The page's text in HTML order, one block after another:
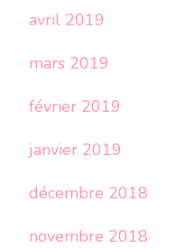
avril 2019
mars 2019
février 2019
janvier 2019
décembre 2018
novembre 2018